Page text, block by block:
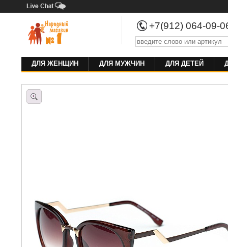
+7(912) 064-09-
ДЛЯ ЖЕНЩИН ДЛЯ МУЖЧИН ДЛЯ ДЕТЕЙ